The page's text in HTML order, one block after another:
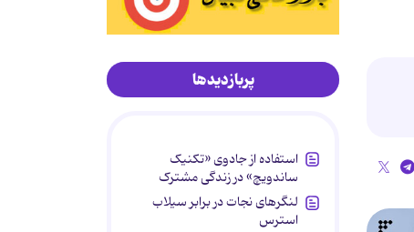
پربازدیدها
استفاده از جادوی «تکنیک
ساندویچ» در زندگی مشترک
لنگرهای نجات در برابر سیلاب
استرس